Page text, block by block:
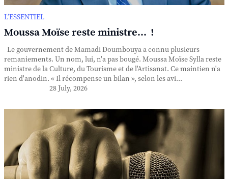
L’ESSENTIEL
Moussa Moïse reste ministre... !
Le gouvernement de Mamadi Doumbouya a connu plusieurs
remaniements. Un nom, lui, n'a pas bougé. Moussa Moïse Sylla reste
ministre de la Culture, du Tourisme et de l'Artisanat. Ce maintien n'a
rien d'anodin. « Il récompense un bilan », selon les avi...
28 July, 2026